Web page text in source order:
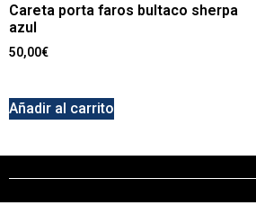
Careta porta faros bultaco sherpa
azul
50,00€
Añadir al carrito